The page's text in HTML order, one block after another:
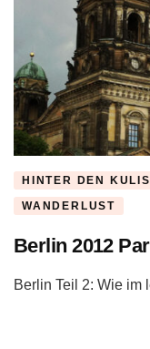
HINTER DEN
WANDERLUST
Berlin 2012
Berlin Teil 2: Wie im